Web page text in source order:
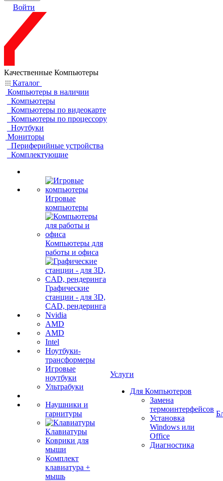
Войти
Качественные Компьютеры
Каталог
Компьютеры в наличии
Компьютеры
Компьютеры по видеокарте
Компьютеры по процессору
Ноутбуки
Мониторы
Периферийные устройства
Комплектующие
Игровые
компьютеры
Компьютеры для
работы и офиса
Графические
станции - для 3D,
CAD, рендеринга
Nvidia
AMD
AMD
Intel
Ноутбуки-
трансформеры
Игровые
ноутбуки
Ультрабуки
Наушники и
гарнитуры
Клавиатуры
Коврики для
мыши
Комплект
клавиатура +
мышь
Услуги
Для Компьютеров
Замена
термоинтерфейсов
Установка
Windows или
Office
Диагностика